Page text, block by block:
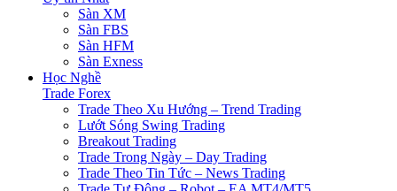
Sàn XM
Sàn FBS
Sàn HFM
Sàn Exness
Học Nghề
Trade Forex
Trade Theo Xu Hướng – Trend Trading
Lướt Sóng Swing Trading
Breakout Trading
Trade Trong Ngày – Day Trading
Trade Theo Tin Tức – News Trading